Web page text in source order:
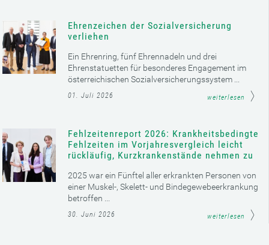
Ehrenzeichen der Sozialversicherung
verliehen
Ein Ehrenring, fünf Ehrennadeln und drei
Ehrenstatuetten für besonderes Engagement im
österreichischen Sozialversicherungssystem ...
01. Juli 2026 weiterlesen
Fehlzeitenreport 2026: Krankheitsbedingte
Fehlzeiten im Vorjahresvergleich leicht
rückläufig, Kurzkrankenstände nehmen zu
2025 war ein Fünftel aller erkrankten Personen von
einer Muskel-, Skelett- und Bindegewebeerkrankung
betroffen ...
30. Juni 2026 weiterlesen